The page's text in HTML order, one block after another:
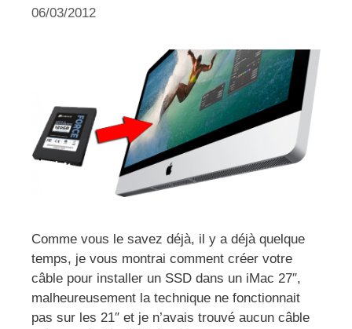
06/03/2012
Comme vous le savez déjà, il y a déjà quelque
temps, je vous montrai comment créer votre
câble pour installer un SSD dans un iMac 27″,
malheureusement la technique ne fonctionnait
pas sur les 21″ et je n’avais trouvé aucun câble